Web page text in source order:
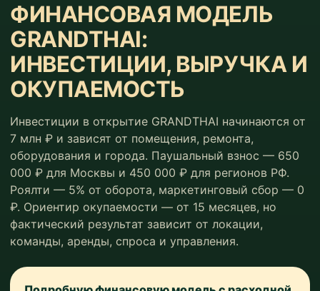
ФИНАНСОВАЯ МОДЕЛЬ
GRANDTHAI:
ИНВЕСТИЦИИ, ВЫРУЧКА И
ОКУПАЕМОСТЬ
Инвестиции в открытие GRANDTHAI начинаются от
7 млн ₽ и зависят от помещения, ремонта,
оборудования и города. Паушальный взнос — 650
000 ₽ для Москвы и 450 000 ₽ для регионов РФ.
Роялти — 5% от оборота, маркетинговый сбор — 0
₽. Ориентир окупаемости — от 15 месяцев, но
фактический результат зависит от локации,
команды, аренды, спроса и управления.